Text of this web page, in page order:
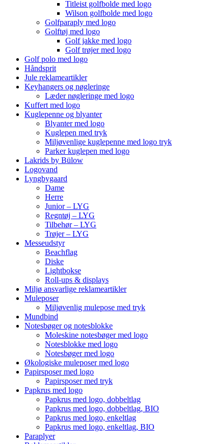
Titleist golfbolde med logo
Wilson golfbolde med logo
Golfparaply med logo
Golftøj med logo
Golf jakke med logo
Golf trøjer med logo
Golf polo med logo
Håndsprit
Jule reklameartikler
Keyhangers og nøgleringe
Læder nøgleringe med logo
Kuffert med logo
Kuglepenne og blyanter
Blyanter med logo
Kuglepen med tryk
Miljøvenlige kuglepenne med logo tryk
Parker kuglepen med logo
Lakrids by Bülow
Logovand
Lyngbygaard
Dame
Herre
Junior – LYG
Regntøj – LYG
Tilbehør – LYG
Trøjer – LYG
Messeudstyr
Beachflag
Diske
Lightbokse
Roll-ups & displays
Miljø ansvarlige reklameartikler
Muleposer
Miljøvenlig mulepose med tryk
Mundbind
Notesbøger og notesblokke
Moleskine notesbøger med logo
Notesblokke med logo
Notesbøger med logo
Økologiske muleposer med logo
Papirsposer med logo
Papirsposer med tryk
Papkrus med logo
Papkrus med logo, dobbeltlag
Papkrus med logo, dobbeltlag, BIO
Papkrus med logo, enkeltlag
Papkrus med logo, enkeltlag, BIO
Paraplyer